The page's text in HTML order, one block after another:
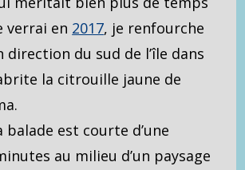
verrai en 2017, je renfourche
direction du sud de l’île dans
la citrouille jaune de
balade est courte d’une
au milieu d’un paysage